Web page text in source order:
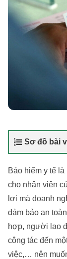
Sơ đồ bài
Bảo hiểm y tế
cho nhân viên
lợi mà doanh
đảm bảo an
hợp, người lao
công tác đến
việc,… nên